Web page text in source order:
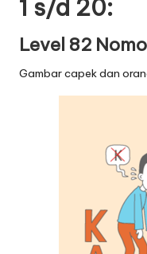
1 s/d 20:
Level 82
Gambar capek dan